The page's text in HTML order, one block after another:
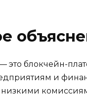
это блокчейн-
и